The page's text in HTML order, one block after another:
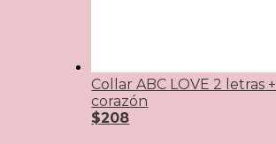
Collar ABC LOVE 2 letras +
corazón
$208